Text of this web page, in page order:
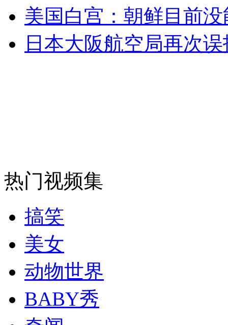
消防员救轻生者 花炮节热闹非凡 减压"枕头大战"
美国白宫：朝鲜目前
日本大阪航空局再次
热门视频集
搞笑
美女
动物世界
BABY秀